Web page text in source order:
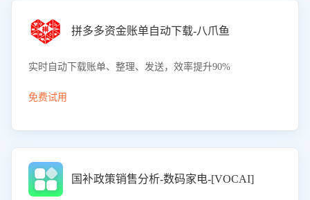
拼多多资金账单自动下载-八爪鱼
实时自动下载账单、整理、发送，效率提升90%
免费试用
国补政策销售分析-数码家电-[VOCAI]